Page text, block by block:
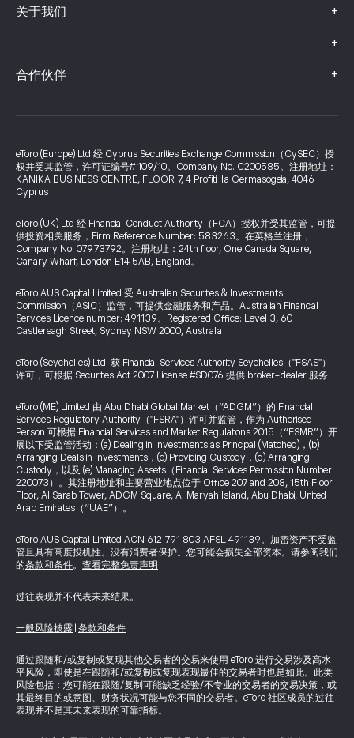
关于我们 +
+
合作伙伴 +
eToro (Europe) Ltd 经 Cyprus Securities Exchange Commission（CySEC）授
权并受其监管，许可证编号# 109/10。Company No. C200585。注册地址：
KANIKA BUSINESS CENTRE, FLOOR 7, 4 Profiti Ilia Germasogeia, 4046
Cyprus
eToro (UK) Ltd 经 Financial Conduct Authority（FCA）授权并受其监管，可提
供投资相关服务，Firm Reference Number: 583263。在英格兰注册，
Company No. 07973792。注册地址：24th floor, One Canada Square,
Canary Wharf, London E14 5AB, England。
eToro AUS Capital Limited 受 Australian Securities & Investments
Commission（ASIC）监管，可提供金融服务和产品。Australian Financial
Services Licence number: 491139。Registered Office: Level 3, 60
Castlereagh Street, Sydney NSW 2000, Australia
eToro (Seychelles) Ltd. 获 Financial Services Authority Seychelles（"FSAS"）
许可，可根据 Securities Act 2007 License #SD076 提供 broker-dealer 服务
eToro (ME) Limited 由 Abu Dhabi Global Market（“ADGM”）的 Financial
Services Regulatory Authority（"FSRA"）许可并监管，作为 Authorised
Person 可根据 Financial Services and Market Regulations 2015（“FSMR”）开
展以下受监管活动：(a) Dealing in Investments as Principal (Matched)，(b)
Arranging Deals in Investments，(c) Providing Custody，(d) Arranging
Custody，以及 (e) Managing Assets（Financial Services Permission Number
220073）。其注册地址和主要营业地点位于 Office 207 and 208, 15th Floor
Floor, Al Sarab Tower, ADGM Square, Al Maryah Island, Abu Dhabi, United
Arab Emirates（“UAE”）。
eToro AUS Capital Limited ACN 612 791 803 AFSL 491139。加密资产不受监
管且具有高度投机性。没有消费者保护。您可能会损失全部资本。请参阅我们
的条款和条件。 查看完整免责声明
过往表现并不代表未来结果。
一般风险披露 条款和条件
通过跟随和/或复制或复现其他交易者的交易来使用 eToro 进行交易涉及高水
平风险，即使是在跟随和/或复制或复现表现最佳的交易者时也是如此。此类
风险包括：您可能在跟随/复制可能缺乏经验/不专业的交易者的交易决策，或
其最终目的或意图、财务状况可能与您不同的交易者。eToro 社区成员的过往
表现并不是其未来表现的可靠指标。